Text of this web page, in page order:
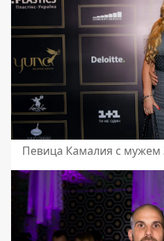
Певица Камалия с